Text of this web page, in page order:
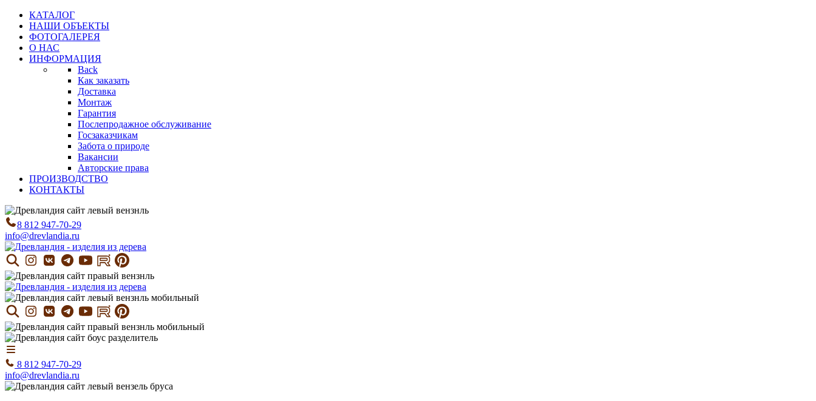
КАТАЛОГ
НАШИ ОБЪЕКТЫ
ФОТОГАЛЕРЕЯ
О НАС
ИНФОРМАЦИЯ
Back
Как заказать
Доставка
Монтаж
Гарантия
Послепродажное обслуживание
Госзаказчикам
Забота о природе
Вакансии
Авторские права
ПРОИЗВОДСТВО
КОНТАКТЫ
8 812 947-70-29
info@drevlandia.ru
8 812 947-70-29
info@drevlandia.ru